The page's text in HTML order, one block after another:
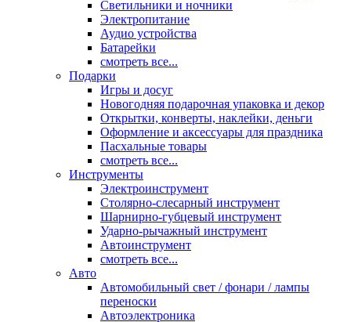
Светильники и ночники
Электропитание
Аудио устройства
Батарейки
смотреть все...
Подарки
Игры и досуг
Новогодняя подарочная упаковка и декор
Открытки, конверты, наклейки, деньги
Оформление и аксессуары для праздника
Пасхальные товары
смотреть все...
Инструменты
Электроинструмент
Столярно-слесарный инструмент
Шарнирно-губцевый инструмент
Ударно-рычажный инструмент
Автоинструмент
смотреть все...
Авто
Автомобильный свет / фонари / лампы
переноски
Автоэлектроника